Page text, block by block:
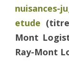
nuisances-
etude (titre
Mont
Ray-Mont